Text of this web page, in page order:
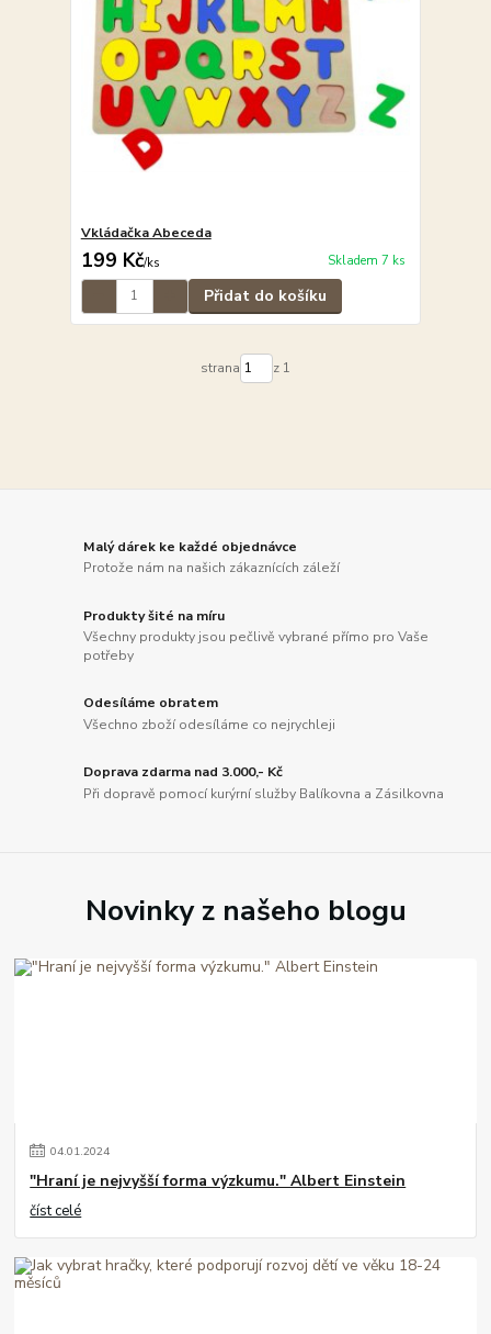
Vkládačka Abeceda
199 Kč/ks Skladem 7 ks
Přidat do košíku
strana z 1
Malý dárek ke každé objednávce
Protože nám na našich zákaznících záleží
Produkty šité na míru
Všechny produkty jsou pečlivě vybrané přímo pro Vaše
potřeby
Odesíláme obratem
Všechno zboží odesíláme co nejrychleji
Doprava zdarma nad 3.000,- Kč
Při dopravě pomocí kurýrní služby Balíkovna a Zásilkovna
Novinky z našeho blogu
04.01.2024
"Hraní je nejvyšší forma výzkumu." Albert Einstein
číst celé